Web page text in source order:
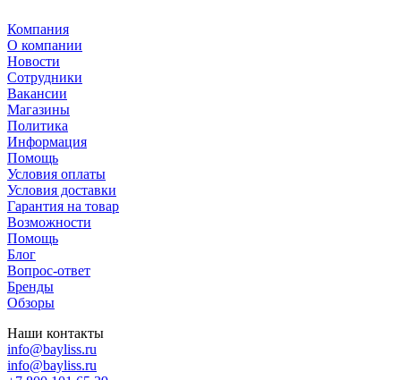
Компания
О компании
Новости
Сотрудники
Вакансии
Магазины
Политика
Информация
Помощь
Условия оплаты
Условия доставки
Гарантия на товар
Возможности
Помощь
Блог
Вопрос-ответ
Бренды
Обзоры
Наши контакты
info@bayliss.ru
info@bayliss.ru